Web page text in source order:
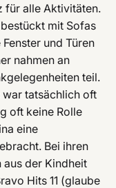
für alle Aktivitäten.
mit Sofas
und Türen
nahmen an
teil.
war tatsächlich oft
oft keine Rolle
eine
Bei ihren
aus der Kindheit
Hits 11 (glaube